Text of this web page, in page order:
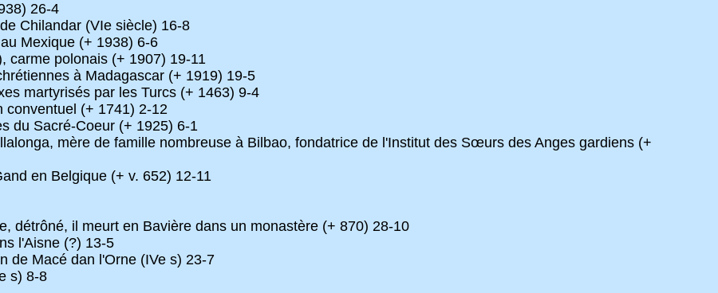
26-4
Chilandar (VIe siècle) 16-8
Mexique (+ 1938) 6-6
carme polonais (+ 1907) 19-11
à Madagascar (+ 1919) 19-5
martyrisés par les Turcs (+ 1463) 9-4
conventuel (+ 1741) 2-12
du Sacré-Coeur (+ 1925) 6-1
mère de famille nombreuse à Bilbao, fondatrice de l'Institut des Sœurs des Anges gardiens (+
en Belgique (+ v. 652) 12-11
détrôné, il meurt en Bavière dans un monastère (+ 870) 28-10
l'Aisne (?) 13-5
de Macé dan l'Orne (IVe s) 23-7
s) 8-8